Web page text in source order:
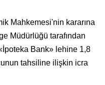
Mahkemesi'nin kararına
Müdürlüğü tarafından
Bank» lehine 1,8
tahsiline ilişkin icra